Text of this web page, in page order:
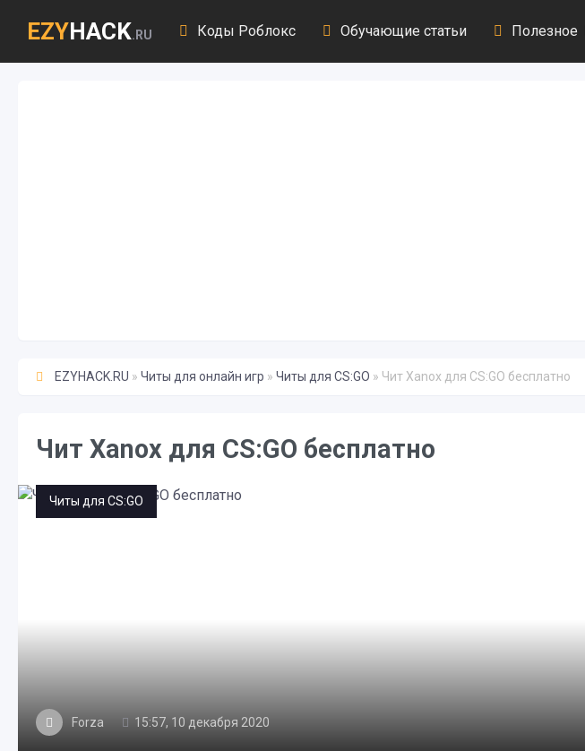
EZYHACK.RU Коды Роблокс Обучающие статьи Полезное
EZYHACK.RU » Читы для онлайн игр » Читы для CS:GO » Чит Xanox для CS:GO бесплатно
Чит Xanox для CS:GO бесплатно
Читы для CS:GO
Forza 15:57, 10 декабря 2020